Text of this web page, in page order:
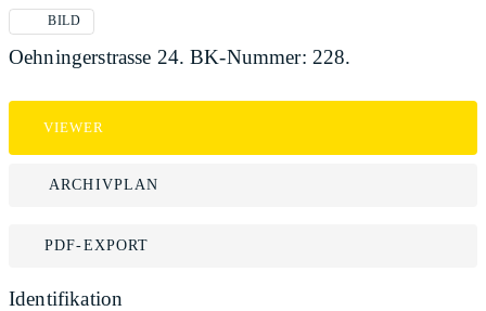
BILD
Oehningerstrasse 24. BK-Nummer: 228.
VIEWER
ARCHIVPLAN
PDF-EXPORT
Identifikation